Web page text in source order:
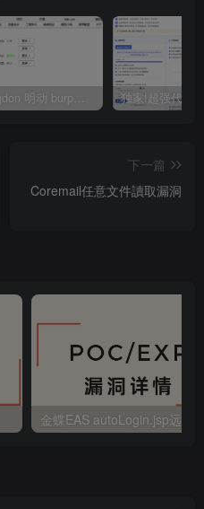
mingdon 明动 burp插件0.2.6版本 本地时间校验去除版
下一篇
Coremail任意文件讀取漏洞